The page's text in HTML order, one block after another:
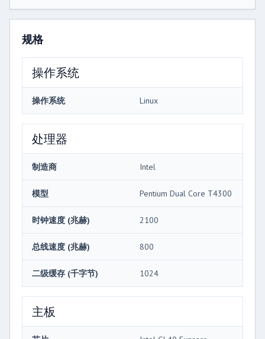
规格
操作系统
操作系统 Linux
处理器
制造商 Intel
模型 Pentium Dual Core T4300
时钟速度 (兆赫) 2100
总线速度 (兆赫) 800
二级缓存 (千字节) 1024
主板